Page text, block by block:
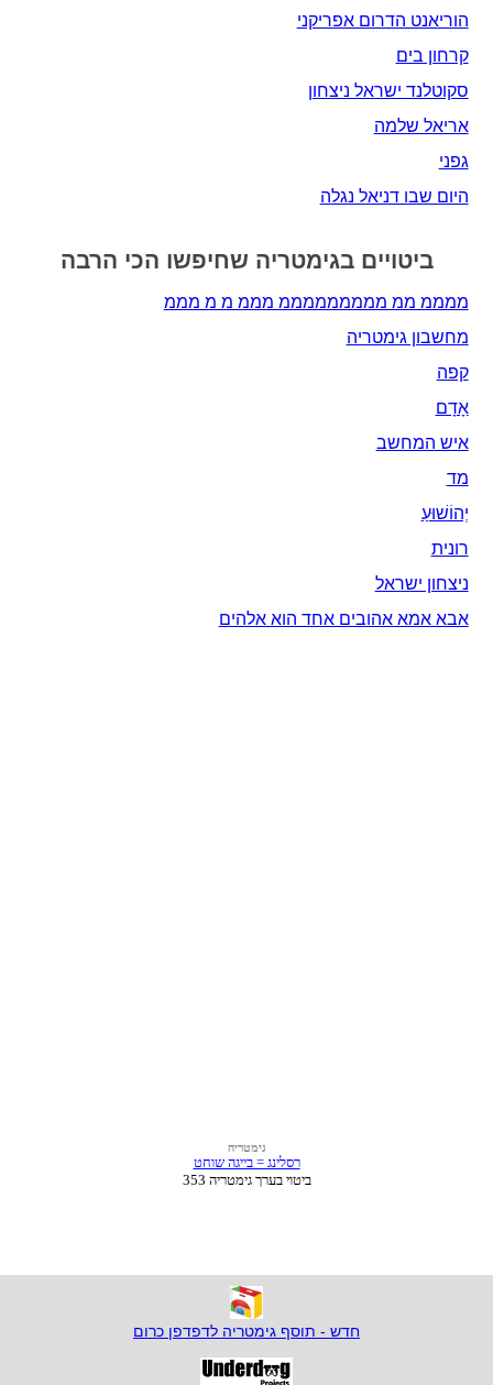
הוריאנט הדרום אפריקני
קרחון בים
סקוטלנד ישראל ניצחון
אריאל שלמה
גפני
היום שבו דניאל נגלה
ביטויים בגימטריה שחיפשו הכי הרבה
ממממ ממ מממממממממ מממ מ מ מממ
מחשבון גימטריה
קפה
אָדָם‎
איש המחשב
מד
יְהוֹשׁוּעַ
רונית
ניצחון ישראל
אבא אמא אהובים אחד הוא אלהים
חדש - תוסף גימטריה לדפדפן כרום